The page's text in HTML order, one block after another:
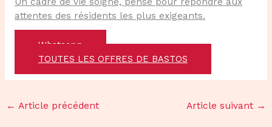
attentes des résidents les plus exigeants.
Whatsapp
TOUTES LES OFFRES DE BASTOS
← Article précédent Article suivant →